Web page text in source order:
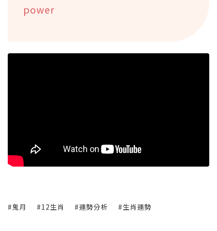
power
#鬼月 #12生肖 #運勢分析 #生肖運勢